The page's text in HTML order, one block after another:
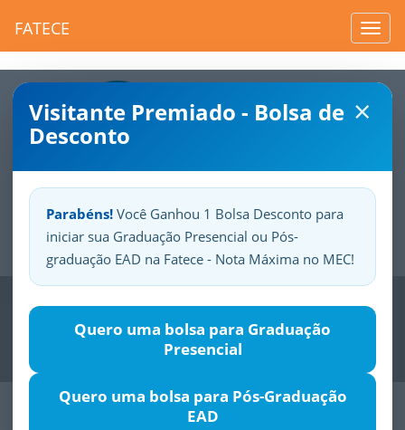
FATECE
×
Visitante Premiado - Bolsa de
Desconto
Parabéns! Você Ganhou 1 Bolsa Desconto para
iniciar sua Graduação Presencial ou Pós-
graduação EAD na Fatece - Nota Máxima no MEC!
Quero uma bolsa para Graduação
Presencial
Quero uma bolsa para Pós-Graduação
EAD
SuaFatece.Seuorgulho.
Previous